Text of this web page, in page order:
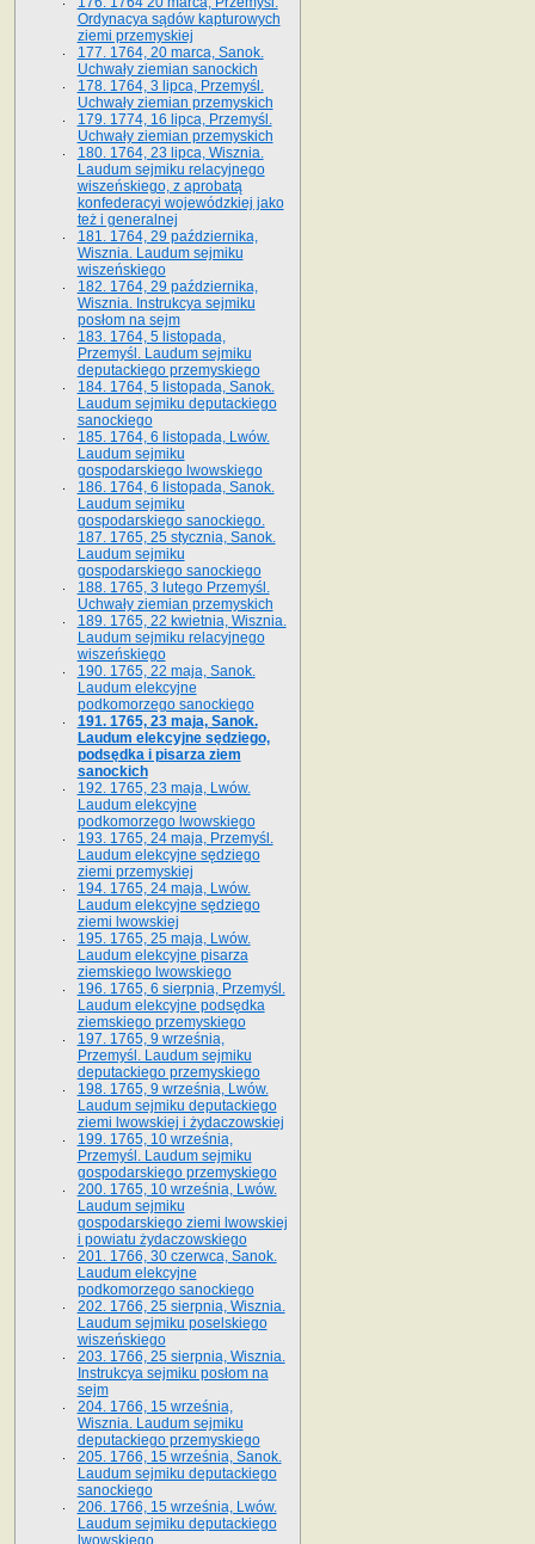
Ordynacya sądów kapturowych
ziemi przemyskiej
177. 1764, 20 marca, Sanok.
Uchwały ziemian sanockich
178. 1764, 3 lipca, Przemyśl.
Uchwały ziemian przemyskich
179. 1774, 16 lipca, Przemyśl.
Uchwały ziemian przemyskich
180. 1764, 23 lipca, Wisznia.
Laudum sejmiku relacyjnego
wiszeńskiego, z aprobatą
konfederacyi wojewódzkiej jako
też i generalnej
181. 1764, 29 października,
Wisznia. Laudum sejmiku
wiszeńskiego
182. 1764, 29 października,
Wisznia. Instrukcya sejmiku
posłom na sejm
183. 1764, 5 listopada,
Przemyśl. Laudum sejmiku
deputackiego przemyskiego
184. 1764, 5 listopada, Sanok.
Laudum sejmiku deputackiego
sanockiego
185. 1764, 6 listopada, Lwów.
Laudum sejmiku
gospodarskiego lwowskiego
186. 1764, 6 listopada, Sanok.
Laudum sejmiku
gospodarskiego sanockiego.
187. 1765, 25 stycznia, Sanok.
Laudum sejmiku
gospodarskiego sanockiego
188. 1765, 3 lutego Przemyśl.
Uchwały ziemian przemyskich
189. 1765, 22 kwietnia, Wisznia.
Laudum sejmiku relacyjnego
wiszeńskiego
190. 1765, 22 maja, Sanok.
Laudum elekcyjne
podkomorzego sanockiego
191. 1765, 23 maja, Sanok.
Laudum elekcyjne sędziego,
podsędka i pisarza ziem
sanockich
192. 1765, 23 maja, Lwów.
Laudum elekcyjne
podkomorzego lwowskiego
193. 1765, 24 maja, Przemyśl.
Laudum elekcyjne sędziego
ziemi przemyskiej
194. 1765, 24 maja, Lwów.
Laudum elekcyjne sędziego
ziemi lwowskiej
195. 1765, 25 maja, Lwów.
Laudum elekcyjne pisarza
ziemskiego lwowskiego
196. 1765, 6 sierpnia, Przemyśl.
Laudum elekcyjne podsędka
ziemskiego przemyskiego
197. 1765, 9 września,
Przemyśl. Laudum sejmiku
deputackiego przemyskiego
198. 1765, 9 września, Lwów.
Laudum sejmiku deputackiego
ziemi lwowskiej i żydaczowskiej
199. 1765, 10 września,
Przemyśl. Laudum sejmiku
gospodarskiego przemyskiego
200. 1765, 10 września, Lwów.
Laudum sejmiku
gospodarskiego ziemi lwowskiej
i powiatu żydaczowskiego
201. 1766, 30 czerwca, Sanok.
Laudum elekcyjne
podkomorzego sanockiego
202. 1766, 25 sierpnia, Wisznia.
Laudum sejmiku poselskiego
wiszeńskiego
203. 1766, 25 sierpnia, Wisznia.
Instrukcya sejmiku posłom na
sejm
204. 1766, 15 września,
Wisznia. Laudum sejmiku
deputackiego przemyskiego
205. 1766, 15 września, Sanok.
Laudum sejmiku deputackiego
sanockiego
206. 1766, 15 września, Lwów.
Laudum sejmiku deputackiego
lwowskiego